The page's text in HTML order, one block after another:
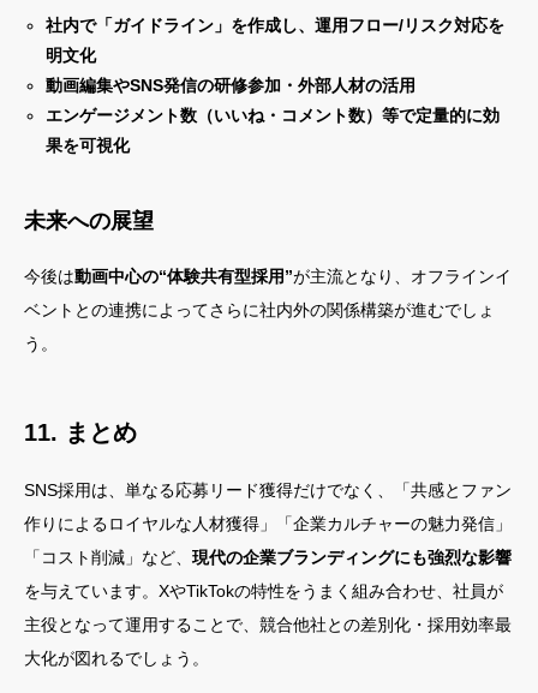
社内で「ガイドライン」を作成し、運用フロー/リスク対応を
明文化
動画編集やSNS発信の研修参加・外部人材の活用
エンゲージメント数（いいね・コメント数）等で定量的に効
果を可視化
未来への展望
今後は動画中心の“体験共有型採用”が主流となり、オフラインイ
ベントとの連携によってさらに社内外の関係構築が進むでしょ
う。
11. まとめ
SNS採用は、単なる応募リード獲得だけでなく、「共感とファン
作りによるロイヤルな人材獲得」「企業カルチャーの魅力発信」
「コスト削減」など、 現代の企業ブランディングにも強烈な影響
を与えています。XやTikTokの特性をうまく組み合わせ、社員が
主役となって運用することで、競合他社との差別化・採用効率最
大化が図れるでしょう。